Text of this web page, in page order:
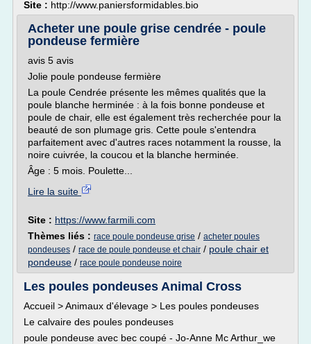
Site : http://www.paniersformidables.bio
Acheter une poule grise cendrée - poule
pondeuse fermière
avis 5 avis
Jolie poule pondeuse fermière
La poule Cendrée présente les mêmes qualités que la
poule blanche herminée : à la fois bonne pondeuse et
poule de chair, elle est également très recherchée pour la
beauté de son plumage gris. Cette poule s'entendra
parfaitement avec d'autres races notamment la rousse, la
noire cuivrée, la coucou et la blanche herminée.
Âge : 5 mois. Poulette...
Lire la suite
Site : https://www.farmili.com
Thèmes liés : race poule pondeuse grise / acheter poules
pondeuses / race de poule pondeuse et chair / poule chair et
pondeuse / race poule pondeuse noire
Les poules pondeuses Animal Cross
Accueil > Animaux d'élevage > Les poules pondeuses
Le calvaire des poules pondeuses
poule pondeuse avec bec coupé - Jo-Anne Mc Arthur_we